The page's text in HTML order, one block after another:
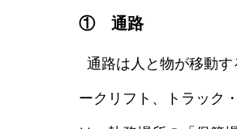
① 通路
通路は人と物が移動
ークリフト、トラック